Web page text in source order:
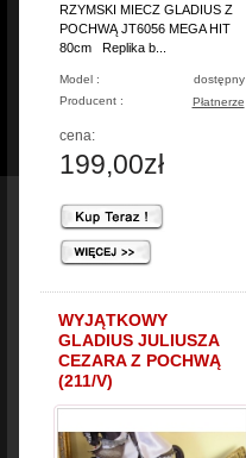
RZYMSKI MIECZ GLADIUS Z
POCHWĄ JT6056 MEGA HIT
80cm Replika b...
Model :
dostępny
Producent :
Płatnerze
cena:
199,00zł
WYJĄTKOWY
GLADIUS JULIUSZA
CEZARA Z POCHWĄ
(211/V)